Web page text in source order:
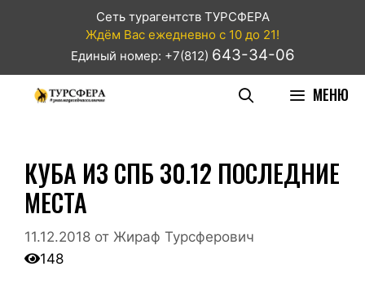
Сеть турагентств ТУРСФЕРА
Ждём Вас ежедневно с 10 до 21!
Единый номер: +7(812) 643-34-06
МЕНЮ
КУБА ИЗ СПБ 30.12 ПОСЛЕДНИЕ
МЕСТА
11.12.2018 от Жираф Турсферович
148